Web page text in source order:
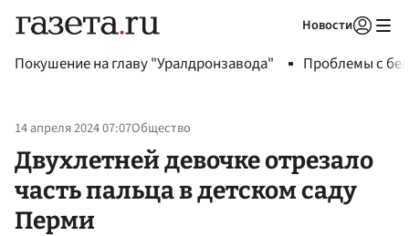
Новости
Покушение на главу "Уралдронзавода" Проблемы с
14 апреля 2024 07:07Общество
Двухлетней девочке отрезало
часть пальца в детском саду
Перми